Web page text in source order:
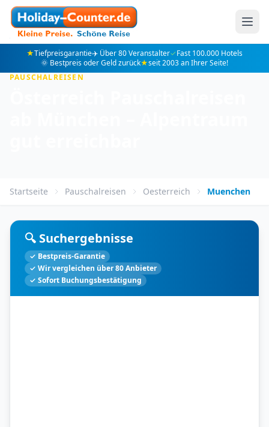
★Tiefpreisgarantie✈️ Über 80 Veranstalter✓Fast 100.000 Hotels
🌞 Bestpreis oder Geld zurück★seit 2003 an Ihrer Seite!
PAUSCHALREISEN
Startseite Pauschalreisen Oesterreich Muenchen
🔍 Suchergebnisse
✓ Bestpreis-Garantie
✓ Wir vergleichen über 80 Anbieter
✓ Sofort Buchungsbestätigung